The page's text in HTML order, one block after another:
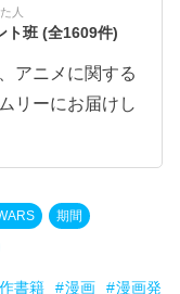
人
ト班 (全1609件)
アニメに関する
リーにお届けし
期間
書籍 漫画
漫画発